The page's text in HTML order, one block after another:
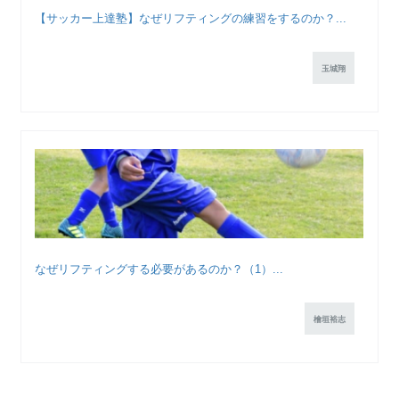
【サッカー上達塾】なぜリフティングの練習をするのか？...
玉城翔
なぜリフティングする必要があるのか？（1）...
檜垣裕志